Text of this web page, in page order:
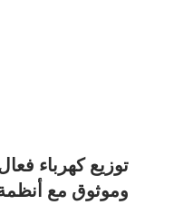
توزيع كهرباء فعال
وموثوق مع أنظمة